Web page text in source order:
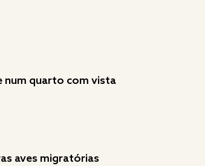
num quarto com vista
aves migratórias